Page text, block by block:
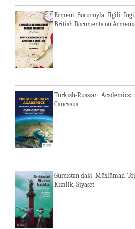
Ermeni Sorunuyla İlgili
British Documents on
Turkish-Russian
Caucasus
Gürcistan'daki Müslüman
Kimlik, Siyaset